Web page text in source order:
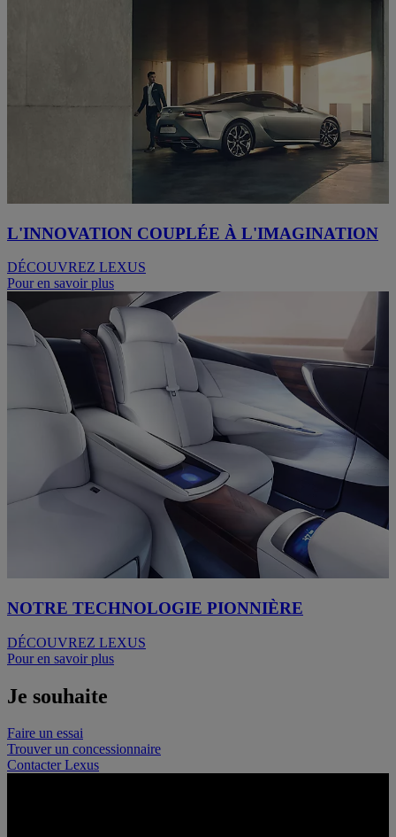
L'INNOVATION COUPLÉE À L'IMAGINATION
DÉCOUVREZ LEXUS
Pour en savoir plus
NOTRE TECHNOLOGIE PIONNIÈRE
DÉCOUVREZ LEXUS
Pour en savoir plus
Je souhaite
Faire un essai
Trouver un concessionnaire
Contacter Lexus